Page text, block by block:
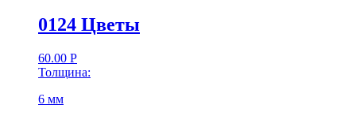
0124 Цветы
60.00 Р
Толщина:
6 мм